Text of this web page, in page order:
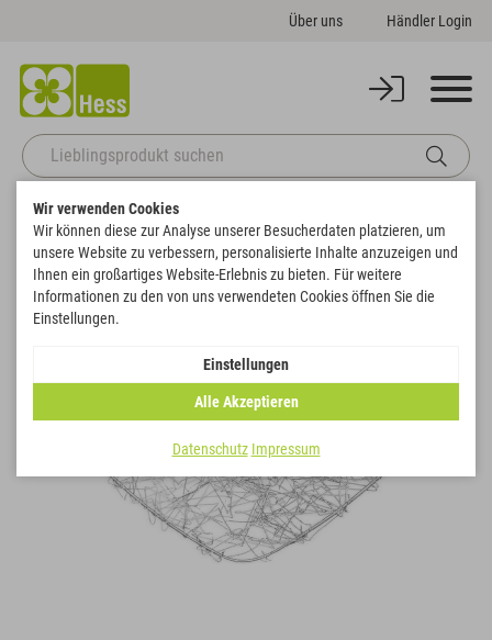
Über uns Händler Login
Startseite Sale Drahtherz zum Hängen Zurück zur Artikelübersicht
SALE
Wir verwenden Cookies
Wir können diese zur Analyse unserer Besucherdaten platzieren, um
unsere Website zu verbessern, personalisierte Inhalte anzuzeigen und
Ihnen ein großartiges Website-Erlebnis zu bieten. Für weitere
Informationen zu den von uns verwendeten Cookies öffnen Sie die
Einstellungen.
Einstellungen
Alle Akzeptieren
Datenschutz Impressum